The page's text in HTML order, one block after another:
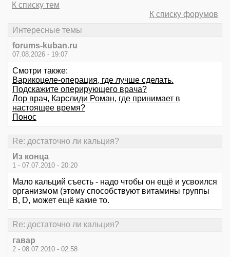
К списку тем
К списку форумов
Интересные темы
forums-kuban.ru
07.08.2026 - 19:07
Смотри также:
Варикоцеле-операция, где лучше сделать.
Подскажите оперирующего врача?
Лор врач, Карслиди Роман, где принимает в
настоящее время?
Понос
Re: достаточно ли кальция?
Из конца
1 - 07.07.2010 - 20:20
Мало кальций съесть - надо чтобы он ещё и усвоился
организмом (этому способствуют витамины группы
В, D, может ещё какие то.
Re: достаточно ли кальция?
гавар
2 - 08.07.2010 - 02:58